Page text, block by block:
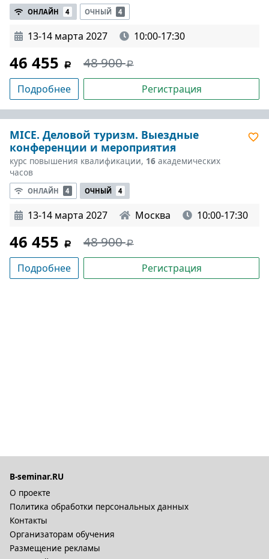
ОНЛАЙН 4 ОЧНЫЙ 4
13-14 марта 2027 10:00-17:30
46 455 48 900
Подробнее Регистрация
MICE. Деловой туризм. Выездные
конференции и мероприятия
курс повышения квалификации, 16 академических
часов
ОНЛАЙН 4 ОЧНЫЙ 4
13-14 марта 2027 Москва 10:00-17:30
46 455 48 900
Подробнее Регистрация
B-seminar.RU
О проекте
Политика обработки персональных данных
Контакты
Организаторам обучения
Размещение рекламы